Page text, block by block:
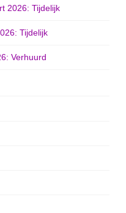
2026: Tijdelijk
Tijdelijk
Verhuurd